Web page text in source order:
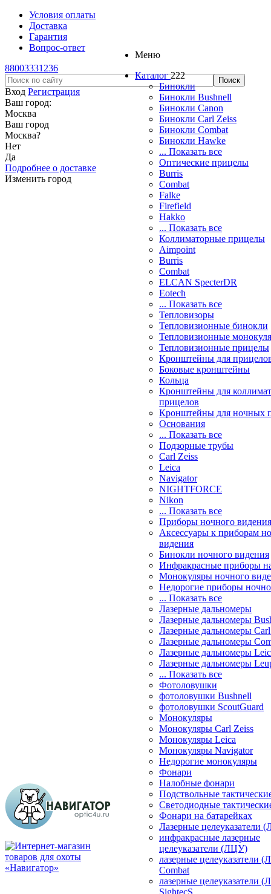
Условия оплаты
Доставка
Гарантия
Вопрос-ответ
88003331236
Вход Регистрация
Ваш город:
Москва
Ваш город
Москва?
Нет
Да
Подробнее о доставке
Изменить город
Меню
Каталог 222
Бинокли
Бинокли Bushnell
Бинокли Canon
Бинокли Carl Zeiss
Бинокли Combat
Бинокли Hawke
... Показать все
Оптические прицелы
Burris
Combat
Falke
Firefield
Hakko
... Показать все
Коллиматорные прицелы
Aimpoint
Burris
Combat
ELCAN SpecterDR
Eotech
... Показать все
Тепловизоры
Тепловизионные бинокли
Тепловизионные
Тепловизионные прицелы
Кронштейны для
Боковые кронштейны
Кольца
Кронштейны для
прицелов
Кронштейны для ночных
Основания
... Показать все
Подзорные трубы
Carl Zeiss
Leica
Navigator
NIGHTFORCE
Nikon
... Показать все
Приборы ночного видения
Аксессуары к приборам
видения
Бинокли ночного видения
Инфракрасные приборы
Монокуляры ночного
Недорогие приборы
... Показать все
Лазерные дальномеры
Лазерные дальномеры
Лазерные дальномеры
Лазерные дальномеры
Лазерные дальномеры
Лазерные дальномеры
... Показать все
Фотоловушки
фотоловушки Bushnell
фотоловушки ScoutGuard
Монокуляры
Монокуляры Carl Zeiss
Монокуляры Leica
Монокуляры Navigator
Недорогие монокуляры
Фонари
Налобные фонари
Подствольные
Светодиодные
Фонари на батарейках
Лазерные целеуказатели
инфракрасные лазерные
целеуказатели (ЛЦУ)
лазерные целеуказатели
Combat
лазерные целеуказатели
SightecS